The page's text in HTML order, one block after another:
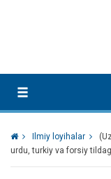
Ilmiy loyihalar
urdu, turkiy va forsiy